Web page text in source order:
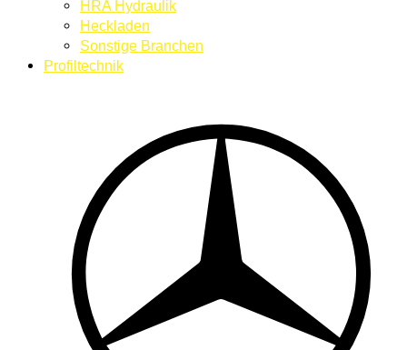
HRA Hydraulik
Heckladen
Sonstige Branchen
Profiltechnik